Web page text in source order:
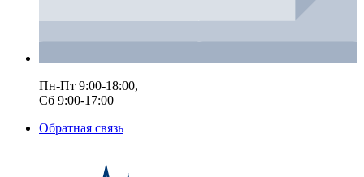
Пн-Пт 9:00-18:00,
Сб 9:00-17:00
Обратная связь